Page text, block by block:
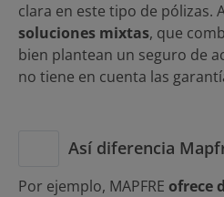
clara en este tipo de pólizas.
soluciones mixtas, que
bien plantean un seguro de
no tiene en cuenta las
Así diferencia
Por ejemplo, MAPFRE ofrece